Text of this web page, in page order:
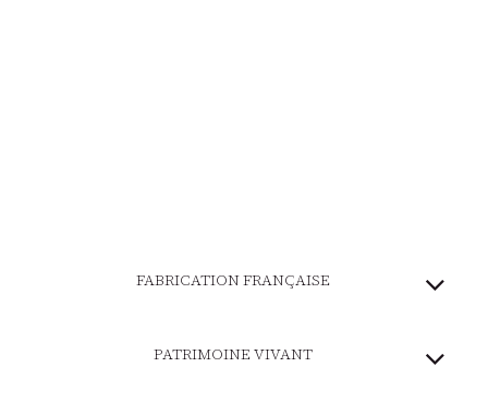
FABRICATION FRANÇAISE
PATRIMOINE VIVANT